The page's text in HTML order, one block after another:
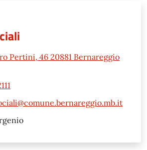
Pertini, 46 20881 Bernareggio